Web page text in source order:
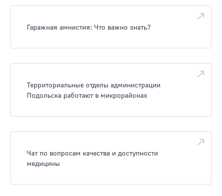
Гаражная амнистия: Что важно знать?
Территориальные отделы администрации
Подольска работают в микрорайонах
Чат по вопросам качества и доступности
медицины